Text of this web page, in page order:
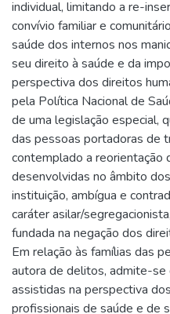
individual, limitando a re-
convívio familiar e
saúde dos internos nos
seu direito à saúde e da
perspectiva dos direitos
pela Política Nacional de
de uma legislação especial,
das pessoas portadoras de
contemplado a reorientação
desenvolvidas no âmbito
instituição, ambígua e
caráter asilar/
fundada na negação dos
Em relação às famílias das
autora de delitos, admite-
assistidas na perspectiva
profissionais de saúde e de